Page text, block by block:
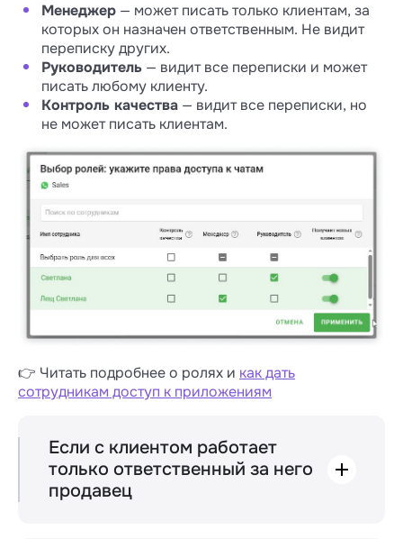
Менеджер — может писать только клиентам, за
которых он назначен ответственным. Не видит
переписку других.
Руководитель — видит все переписки и может
писать любому клиенту.
Контроль качества — видит все переписки, но
не может писать клиентам.
👉 Читать подробнее о ролях и как дать
сотрудникам доступ к приложениям
Если с клиентом работает
только ответственный за него
продавец